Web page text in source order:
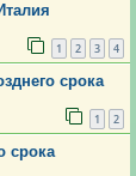
1 2 3 4
срока
1 2
срока